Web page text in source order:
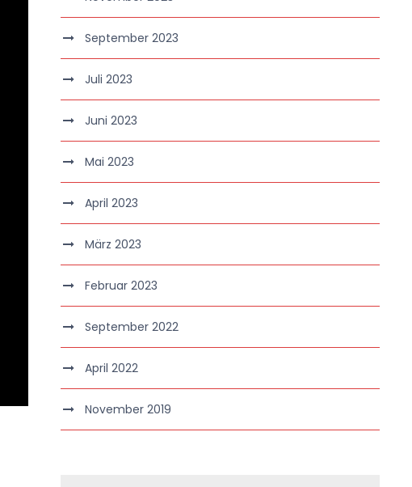
September 2023
Juli 2023
Juni 2023
Mai 2023
April 2023
März 2023
Februar 2023
September 2022
April 2022
November 2019